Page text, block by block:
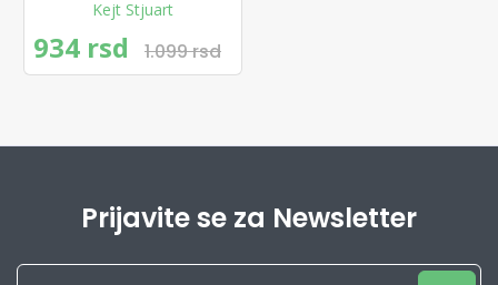
Kejt Stjuart
934 rsd 1.099 rsd
Prijavite se za Newsletter